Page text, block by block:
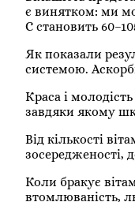
є винятком: ми
С становить
Як показали
системою.
Краса і
завдяки якому
Від кількості
зосередженості,
Коли бракує
втомлюваність,